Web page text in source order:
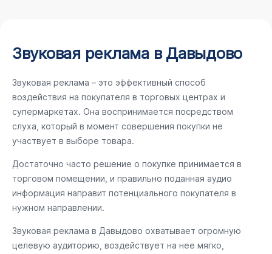
Звуковая реклама в Давыдово
Звуковая реклама – это эффективный способ
воздействия на покупателя в торговых центрах и
супермаркетах. Она воспринимается посредством
слуха, который в момент совершения покупки не
участвует в выборе товара.
Достаточно часто решение о покупке принимается в
торговом помещении, и правильно поданная аудио
информация направит потенциального покупателя в
нужном направлении.
Звуковая реклама в Давыдово охватывает огромную
целевую аудиторию, воздействует на нее мягко,